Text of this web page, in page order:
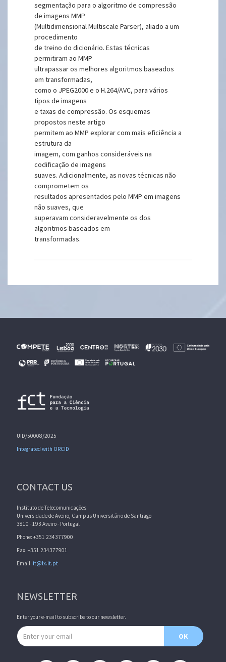
segmentação para o algoritmo de compressão
de imagens MMP
(Multidimensional Multiscale Parser), aliado a um
procedimento
de treino do dicionário. Estas técnicas
permitiram ao MMP
ultrapassar os melhores algoritmos baseados
em transformadas,
como o JPEG2000 e o H.264/AVC, para vários
tipos de imagens
e taxas de compressão. Os esquemas
propostos neste artigo
permitem ao MMP explorar com mais eficiência a
estrutura da
imagem, com ganhos consideráveis na
codificação de imagens
suaves. Adicionalmente, as novas técnicas não
comprometem os
resultados apresentados pelo MMP em imagens
não suaves, que
superavam consideravelmente os dos
algoritmos baseados em
transformadas.
UID/50008/2025
Integrated with ORCID
CONTACT US
Instituto de Telecomunicações
Universidade de Aveiro, Campus Universitário de Santiago
3810 - 193 Aveiro - Portugal
Phone: +351 234377900
Fax: +351 234377901
Email: it@lx.it.pt
NEWSLETTER
Enter your e-mail to subscribe to our newsletter.
Email address
OK